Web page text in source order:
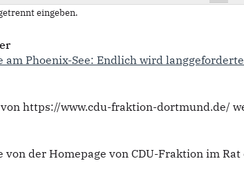
eingeben.
am Phoenix-See: Endlich wird
https://www.cdu-fraktion-dortmund.de/
von der Homepage von CDU-Fraktion im